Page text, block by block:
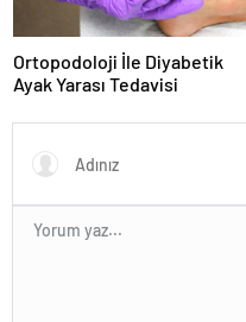
Ortopodoloji İle Diyabetik
Ayak Yarası Tedavisi